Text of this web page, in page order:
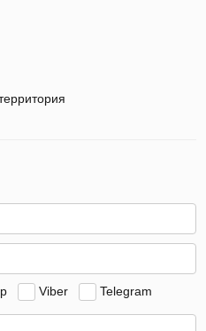
Viber Telegram